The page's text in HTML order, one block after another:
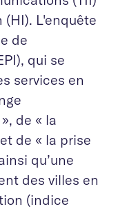
L'enquête
de
qui se
services en
de « la
de « la prise
qu’une
des villes en
(indice